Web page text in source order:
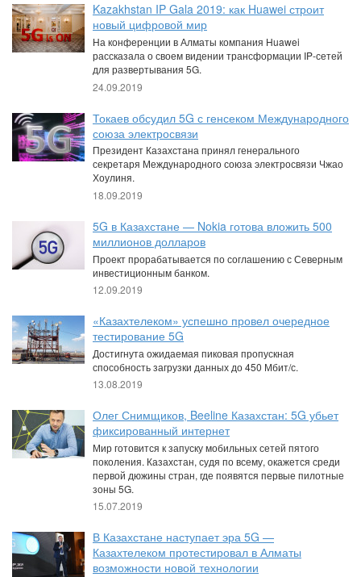
Kazakhstan IP Gala 2019: как Huawei строит
новый цифровой мир
На конференции в Алматы компания Huawei
рассказала о своем видении трансформации IP-сетей
для развертывания 5G.
24.09.2019
Токаев обсудил 5G с генсеком Международного
союза электросвязи
Президент Казахстана принял генерального
секретаря Международного союза электросвязи Чжао
Хоулиня.
18.09.2019
5G в Казахстане — Nokia готова вложить 500
миллионов долларов
Проект прорабатывается по соглашению с Северным
инвестиционным банком.
12.09.2019
«Казахтелеком» успешно провел очередное
тестирование 5G
Достигнута ожидаемая пиковая пропускная
способность загрузки данных до 450 Мбит/с.
13.08.2019
Олег Снимщиков, Beeline Казахстан: 5G убьет
фиксированный интернет
Мир готовится к запуску мобильных сетей пятого
поколения. Казахстан, судя по всему, окажется среди
первой дюжины стран, где появятся первые пилотные
зоны 5G.
15.07.2019
В Казахстане наступает эра 5G —
Казахтелеком протестировал в Алматы
возможности новой технологии